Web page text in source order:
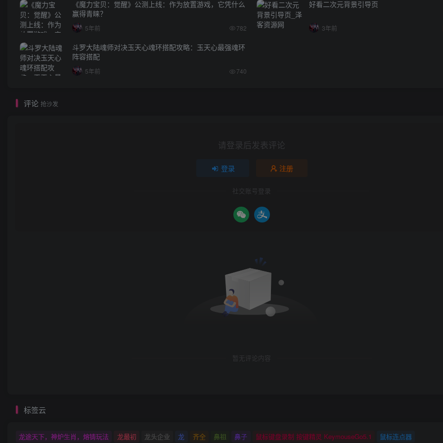
《魔力宝贝：觉醒》公测上线：作为放置游戏，它凭什么
赢得青睐？
5年前 782
好看二次元背景引导页
3年前
斗罗大陆魂师对决玉天心魂环搭配攻略：玉天心最强魂环
阵容搭配
5年前 740
评论 抢沙发
请登录后发表评论
登录 注册
社交账号登录
暂无评论内容
标签云
龙途天下，神炉生肖，熔铸玩法 龙最初 龙头企业 龙 齐全 鼻祖 鼻子 鼠标键盘录制 按键精灵 KeymouseGo5.1 鼠标连点器